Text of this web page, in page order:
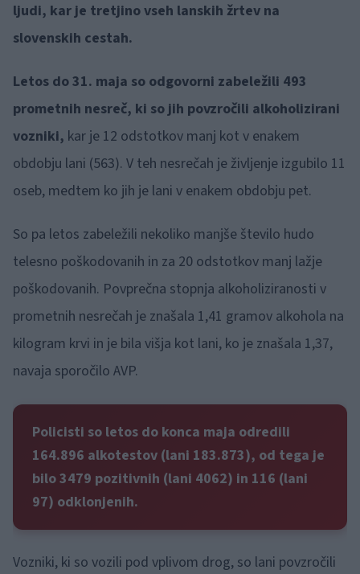
ljudi, kar je tretjino vseh lanskih žrtev na
slovenskih cestah.
Letos do 31. maja so odgovorni zabeležili 493
prometnih nesreč, ki so jih povzročili alkoholizirani
vozniki, kar je 12 odstotkov manj kot v enakem
obdobju lani (563). V teh nesrečah je življenje izgubilo 11
oseb, medtem ko jih je lani v enakem obdobju pet.
So pa letos zabeležili nekoliko manjše število hudo
telesno poškodovanih in za 20 odstotkov manj lažje
poškodovanih. Povprečna stopnja alkoholiziranosti v
prometnih nesrečah je znašala 1,41 gramov alkohola na
kilogram krvi in je bila višja kot lani, ko je znašala 1,37,
navaja sporočilo AVP.
Policisti so letos do konca maja odredili
164.896 alkotestov (lani 183.873), od tega je
bilo 3479 pozitivnih (lani 4062) in 116 (lani
97) odklonjenih.
Vozniki, ki so vozili pod vplivom drog, so lani povzročili